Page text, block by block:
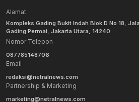
Alamat
Kompleks Gading Bukit Indah Blok D No 18,
Gading Permai, Jakarta Utara, 14240
Nomor Telepon
087785148706
Email
redaksi@netralnews.com
Partnership & Marketing
marketing@netralnews.com